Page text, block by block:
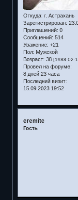
Откуда: г. Астрахань
Зарегистрирован:
Приглашений: 0
Сообщений: 514
Уважение: +21
Пол: Мужской
Возраст: 38 [1988-02-
Провел на форуме:
8 дней 23 часа
Последний визит:
15.09.2023 19:52
eremite
Гость